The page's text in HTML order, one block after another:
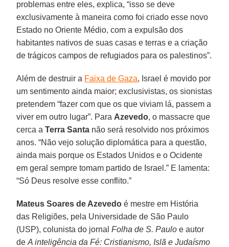
problemas entre eles, explica, “isso se deve
exclusivamente à maneira como foi criado esse novo
Estado no Oriente Médio, com a expulsão dos
habitantes nativos de suas casas e terras e a criação
de trágicos campos de refugiados para os palestinos”.
Além de destruir a Faixa de Gaza, Israel é movido por
um sentimento ainda maior; exclusivistas, os sionistas
pretendem “fazer com que os que viviam lá, passem a
viver em outro lugar”. Para Azevedo, o massacre que
cerca aTerra Santa não será resolvido nos próximos
anos. “Não vejo solução diplomática para a questão,
ainda mais porque os Estados Unidos e o Ocidente
em geral sempre tomam partido de Israel.” E lamenta:
“Só Deus resolve esse conflito.”
Mateus Soares de Azevedo é mestre em História
das Religiões, pela Universidade de São Paulo
(USP), colunista do jornalFolha de S. Paulo e autor
deA inteligência da Fé: Cristianismo, Islã e Judaísmo